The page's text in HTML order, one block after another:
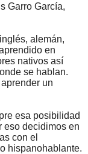
Garro García,
alemán,
en
nativos así
se hablan.
un
esa posibilidad
eso decidimos en
con el
hispanohablante.